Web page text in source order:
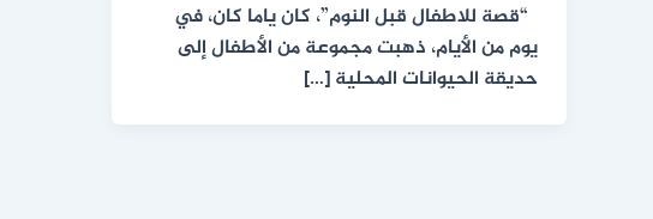
“قصة للاطفال قبل النوم”، كان ياما كان، في
يوم من الأيام، ذهبت مجموعة من الأطفال إلى
حديقة الحيوانات المحلية […]